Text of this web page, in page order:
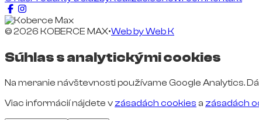
© 2026 KOBERCE MAX•Web byWeb K
Súhlas s analytickými cookies
Na meranie návštevnosti používame Google Analytics.
Viac informácií nájdete v zásadách cookies a zásadách